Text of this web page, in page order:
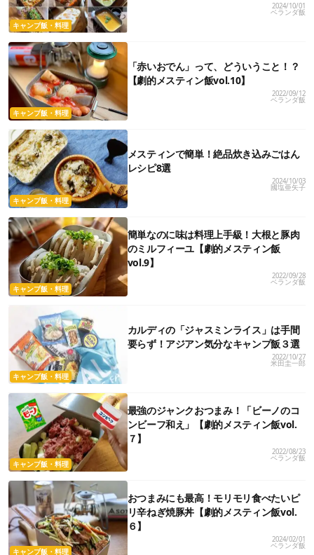
キャンプ飯・料理
2024/10/01
ベランダ飯
キャンプ飯・料理
「赤いおでん」って、どういうこと！？
【劇的メスティン飯vol.10】
2022/09/12
ベランダ飯
キャンプ飯・料理
メスティンで簡単！絶品炊き込みごはん
レシピ8選
2024/10/03
國塩亜矢子
キャンプ飯・料理
簡単なのに味は料理上手級！大根と豚肉
のミルフィーユ【劇的メスティン飯
vol.9】
2022/09/28
ベランダ飯
キャンプ飯・料理
カルディの「ジャスミンライス」は手間
要らず！アジアン気分なキャンプ飯３選
2022/10/27
米田圭一郎
キャンプ飯・料理
最強のジャンクおつまみ！「ビーノのコ
ンビーフ和え」【劇的メスティン飯vol.
７】
2022/08/23
ベランダ飯
キャンプ飯・料理
おつまみにも最高！モリモリ食べたいピ
リ辛ねぎ焼豚丼【劇的メスティン飯vol.
６】
2024/02/01
ベランダ飯